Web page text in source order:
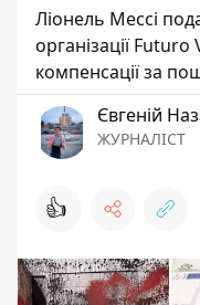
Ліонель Мессі
організації
компенсації за
Євгеній
ЖУРНАЛІСТ
👍